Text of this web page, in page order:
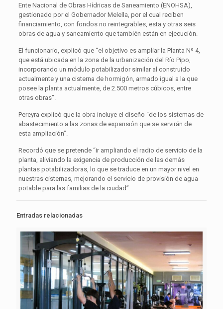
Ente Nacional de Obras Hídricas de Saneamiento (ENOHSA),
gestionado por el Gobernador Melella, por el cual reciben
financiamiento, con fondos no reintegrables, esta y otras seis
obras de agua y saneamiento que también están en ejecución.
El funcionario, explicó que “el objetivo es ampliar la Planta Nº 4,
que está ubicada en la zona de la urbanización del Río Pipo,
incorporando un módulo potabilizador similar al construido
actualmente y una cisterna de hormigón, armado igual a la que
posee la planta actualmente, de 2.500 metros cúbicos, entre
otras obras”.
Pereyra explicó que la obra incluye el diseño “de los sistemas de
abastecimiento a las zonas de expansión que se servirán de
esta ampliación”.
Recordó que se pretende “ir ampliando el radio de servicio de la
planta, aliviando la exigencia de producción de las demás
plantas potabilizadoras, lo que se traduce en un mayor nivel en
nuestras cisternas, mejorando el servicio de provisión de agua
potable para las familias de la ciudad”.
Entradas relacionadas